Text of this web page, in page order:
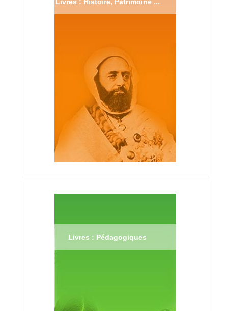
Livres : Histoire, Patrimoine ...
Livres : Pédagogiques